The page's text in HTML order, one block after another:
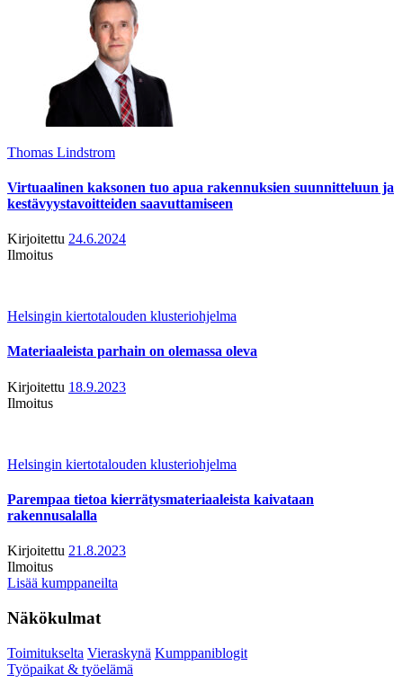
Thomas Lindstrom
Virtuaalinen kaksonen tuo apua rakennuksien suunnitteluun ja
kestävyystavoitteiden saavuttamiseen
Kirjoitettu 24.6.2024
Ilmoitus
Helsingin kiertotalouden klusteriohjelma
Materiaaleista parhain on olemassa oleva
Kirjoitettu 18.9.2023
Ilmoitus
Helsingin kiertotalouden klusteriohjelma
Parempaa tietoa kierrätysmateriaaleista kaivataan
rakennusalalla
Kirjoitettu 21.8.2023
Ilmoitus
Lisää kumppaneilta
Näkökulmat
Toimitukselta Vieraskynä Kumppaniblogit
Työpaikat & työelämä